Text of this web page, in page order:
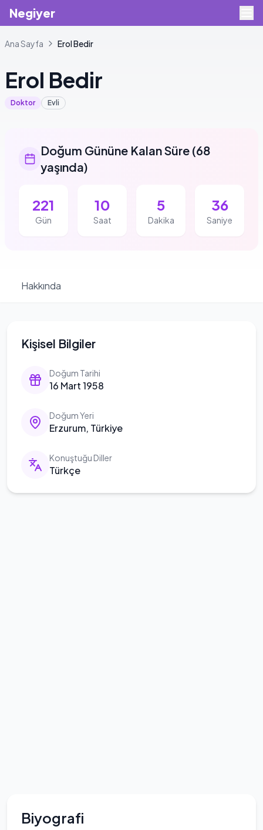
Negiyer
Ana Sayfa ErolBedir
Erol Bedir
Doktor Evli
Doğum Gününe Kalan Süre (68
yaşında)
221
Gün
10
Saat
5
Dakika
36
Saniye
Hakkında
Kişisel Bilgiler
Doğum Tarihi
16 Mart 1958
Doğum Yeri
Erzurum, Türkiye
Konuştuğu Diller
Türkçe
Biyografi